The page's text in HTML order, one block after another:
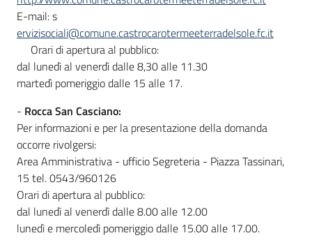
E-mail: s
ervizisociali@comune.castrocarotermeeterradelsole.fc.it
Orari di apertura al pubblico:
dal lunedì al venerdì dalle 8,30 alle 11.30
martedì pomeriggio dalle 15 alle 17.
- Rocca San Casciano:
Per informazioni e per la presentazione della domanda
occorre rivolgersi:
Area Amministrativa - ufficio Segreteria - Piazza Tassinari,
15 tel. 0543/960126
Orari di apertura al pubblico:
dal lunedì al venerdì dalle 8.00 alle 12.00
lunedì e mercoledì pomeriggio dalle 15.00 alle 17.00.